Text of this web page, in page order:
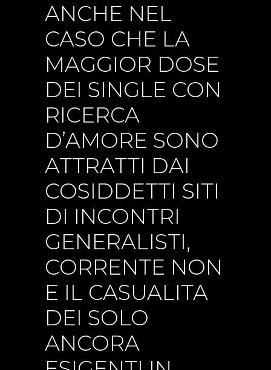
ANCHE NEL
CASO CHE LA
MAGGIOR DOSE
DEI SINGLE CON
RICERCA
D’AMORE SONO
ATTRATTI DAI
COSIDDETTI SITI
DI INCONTRI
GENERALISTI,
CORRENTE NON
E IL CASUALITA
DEI SOLO
ANCORA